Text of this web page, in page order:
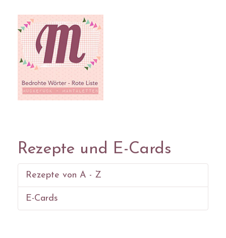
Rezepte und E-Cards
Rezepte von A - Z
E-Cards